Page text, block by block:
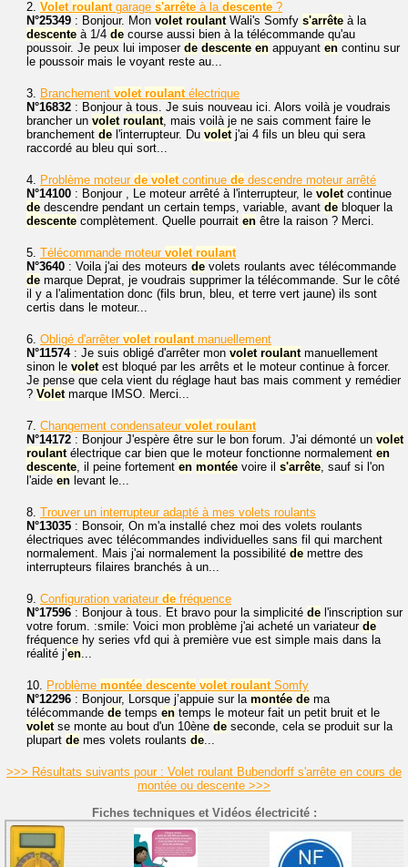
2. Volet roulantgarage s'arrête à la descente ?
N°25349 : Bonjour. Mon volet roulantWali's Somfy s'arrête à la
descente à 1/4 de course aussi bien à la télécommande qu'au
poussoir. Je peux lui imposer de descente en appuyant en continu sur
le poussoir mais le voyant reste au...
3. Branchement volet roulantélectrique
N°16832 : Bonjour à tous. Je suis nouveau ici. Alors voilà je voudrais
brancher un volet roulant, mais voilà je ne sais comment faire le
branchement de l'interrupteur. Du voletj'ai 4 fils un bleu qui sera
raccordé au bleu qui sort...
4. Problème moteur de voletcontinue de descendre moteur arrêté
N°14100 : Bonjour , Le moteur arrêté à l'interrupteur, le voletcontinue
de descendre pendant un certain temps, variable, avant de bloquer la
descente complètement. Quelle pourrait en être la raison ? Merci.
5. Télécommande moteur volet roulant
N°3640 : Voila j'ai des moteurs de volets roulants avec télécommande
de marque Deprat, je voudrais supprimer la télécommande. Sur le côté
il y a l'alimentation donc (fils brun, bleu, et terre vert jaune) ils sont
certis dans le moteur...
6. Obligé d'arrêter volet roulantmanuellement
N°11574: Je suis obligé d'arrêter mon volet roulantmanuellement
sinon le voletest bloqué par les arrêts et le moteur continue à forcer.
Je pense que cela vient du réglage haut bas mais comment y remédier
? Voletmarque IMSO. Merci...
7. Changement condensateur volet roulant
N°14172 : Bonjour J'espère être sur le bon forum. J'ai démonté un volet
roulantélectrique car bien que le moteur fonctionne normalement en
descente, il peine fortement en montée voire il s'arrête, sauf si l'on
l'aide en levant le...
8. Trouver un interrupteur adapté à mes volets roulants
N°13035 : Bonsoir, On m'a installé chez moi des volets roulants
électriques avec télécommandes individuelles sans fil qui marchent
normalement. Mais j'ai normalement la possibilité de mettre des
interrupteurs filaires branchés à un...
9. Configuration variateur de fréquence
N°17596 : Bonjour à tous. Et bravo pour la simplicité de l'inscription sur
votre forum. :smile: Voici mon problème j'ai acheté un variateur de
fréquence hy series vfd qui à première vue est simple mais dans la
réalité j’en...
10. Problème montée descente volet roulantSomfy
N°12296 : Bonjour, Lorsque j’appuie sur la montée de ma
télécommande de temps en temps le moteur fait un petit bruit et le
voletse monte au bout d'un 10ène de seconde, cela se produit sur la
plupart de mes volets roulants de...
>>> Résultats suivants pour : Volet roulant Bubendorff s'arrête en cours de
montée ou descente >>>
Fiches techniques et Vidéos électricité :